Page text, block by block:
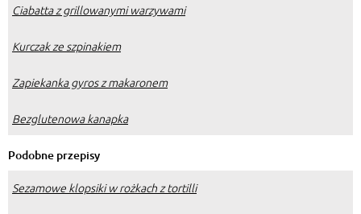
Ciabatta z grillowanymi warzywami
Kurczak ze szpinakiem
Zapiekanka gyros z makaronem
Bezglutenowa kanapka
Podobne przepisy
Sezamowe klopsiki w rożkach z tortilli